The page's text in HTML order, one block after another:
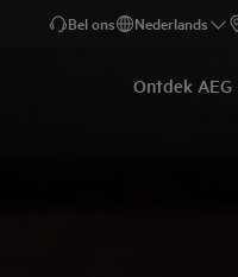
Bel ons Nederlands
Ontdek AEG